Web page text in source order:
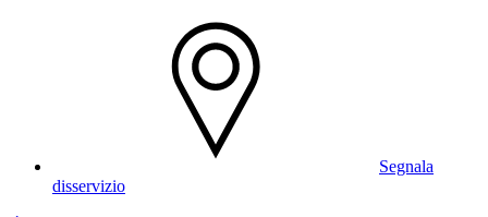
Segnala
disservizio